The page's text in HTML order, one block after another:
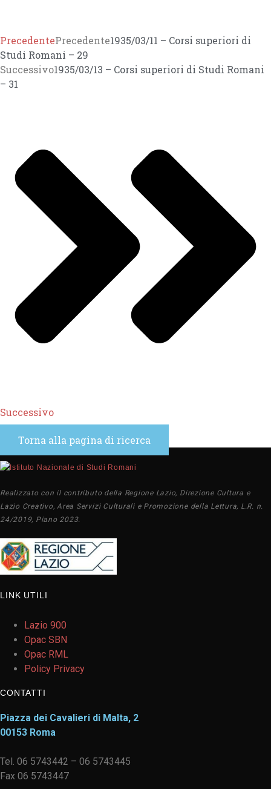
PrecedentePrecedente1935/03/11 – Corsi superiori di
Studi Romani – 29
Successivo1935/03/13 – Corsi superiori di Studi Romani
– 31
Successivo
Torna alla pagina di ricerca
Realizzato con il contributo della Regione Lazio, Direzione Cultura e
Lazio Creativo, Area Servizi Culturali e Promozione della Lettura, L.R. n.
24/2019, Piano 2023.
LINK UTILI
Lazio 900
Opac SBN
Opac RML
Policy Privacy
CONTATTI
Piazza dei Cavalieri di Malta, 2
00153 Roma
Tel. 06 5743442 – 06 5743445
Fax 06 5743447